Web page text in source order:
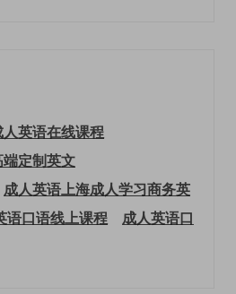
人英语在线课程
端定制英文
成人英语上海成人学习商务英
语口语线上课程
成人英语口